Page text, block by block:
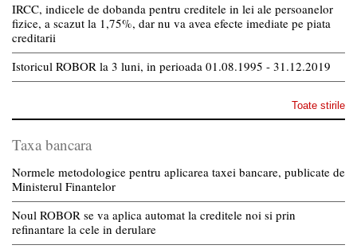
IRCC, indicele de dobanda pentru creditele in lei ale persoanelor
fizice, a scazut la 1,75%, dar nu va avea efecte imediate pe piata
creditarii
Istoricul ROBOR la 3 luni, in perioada 01.08.1995 - 31.12.2019
Toate stirile
Taxa bancara
Normele metodologice pentru aplicarea taxei bancare, publicate de
Ministerul Finantelor
Noul ROBOR se va aplica automat la creditele noi si prin
refinantare la cele in derulare